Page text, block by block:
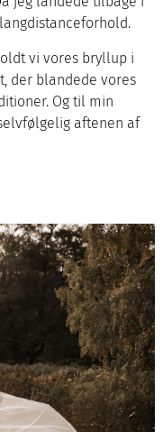
vi vores bryllup i
der blandede vores
Og til min
aftenen af